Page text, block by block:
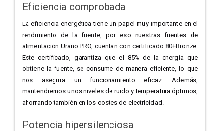
Eficiencia comprobada
La eficiencia energética tiene un papel muy importante en el
rendimiento de la fuente, por eso nuestras fuentes de
alimentación Urano PRO, cuentan con certificado 80+Bronze.
Este certificado, garantiza que el 85% de la energía que
obtiene la fuente, se consume de manera eficiente, lo que
nos asegura un funcionamiento eficaz. Además,
mantendremos unos niveles de ruido y temperatura óptimos,
ahorrando también en los costes de electricidad.
Potencia hipersilenciosa